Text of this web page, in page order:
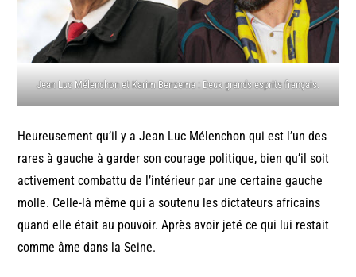
Jean Luc Mélenchon et Karim Benzema : Deux grands esprits français.
Heureusement qu’il y a Jean Luc Mélenchon qui est l’un des
rares à gauche à garder son courage politique, bien qu’il soit
activement combattu de l’intérieur par une certaine gauche
molle. Celle-là même qui a soutenu les dictateurs africains
quand elle était au pouvoir. Après avoir jeté ce qui lui restait
comme âme dans la Seine.